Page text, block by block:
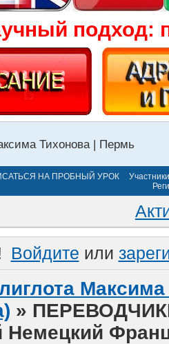
подход:
Тихонова | Пермь
НА ПРОБНЫЙ УРОК
Участники
Войдите или
»
Немецкий